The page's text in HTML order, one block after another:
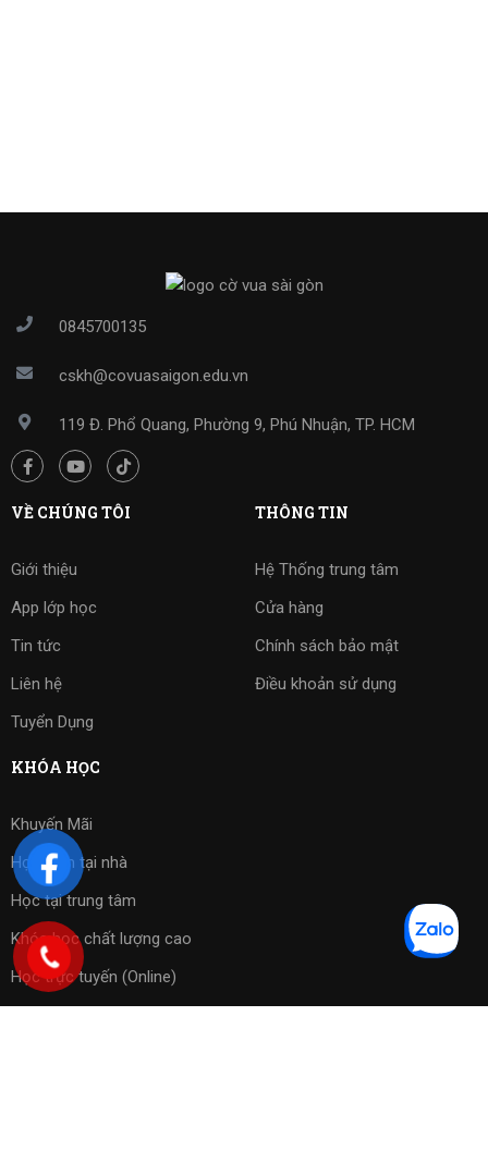
0845700135
cskh@covuasaigon.edu.vn
119 Đ. Phổ Quang, Phường 9, Phú Nhuận, TP. HCM
VỀ CHÚNG TÔI
Giới thiệu
App lớp học
Tin tức
Liên hệ
Tuyển Dụng
THÔNG TIN
Hệ Thống trung tâm
Cửa hàng
Chính sách bảo mật
Điều khoản sử dụng
KHÓA HỌC
Khuyến Mãi
Học kèm tại nhà
Học tại trung tâm
Khóa học chất lượng cao
Học trực tuyến (Online)